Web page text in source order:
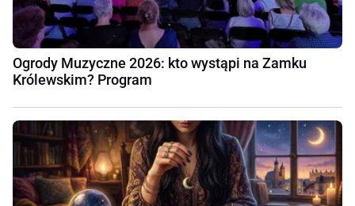
Ogrody Muzyczne 2026: kto wystąpi na Zamku
Królewskim? Program